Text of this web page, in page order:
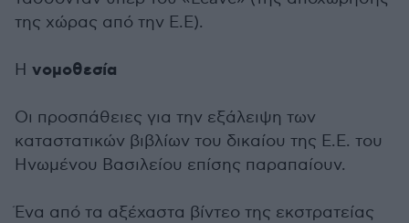
της χώρας από την Ε.Ε).
Η νομοθεσία
Οι προσπάθειες για την εξάλειψη των
καταστατικών βιβλίων του δικαίου της Ε.Ε. του
Ηνωμένου Βασιλείου επίσης παραπαίουν.
Ένα από τα αξέχαστα βίντεο της εκστρατείας